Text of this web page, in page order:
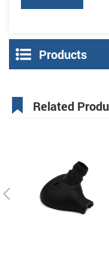
Products
Related